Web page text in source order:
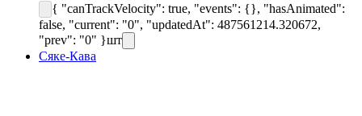
{ "canTrackVelocity": true, "events": {}, "hasAnimated":
false, "current": "0", "updatedAt": 487561214.320672,
"prev": "0" }шт
Сяке-Кава